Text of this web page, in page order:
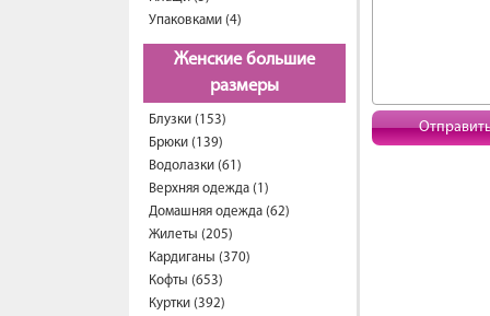
Упаковками (4)
Женские большие
размеры
Блузки (153)
Брюки (139)
Водолазки (61)
Верхняя одежда (1)
Домашняя одежда (62)
Жилеты (205)
Кардиганы (370)
Кофты (653)
Куртки (392)